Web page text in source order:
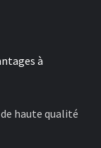
à
haute qualité